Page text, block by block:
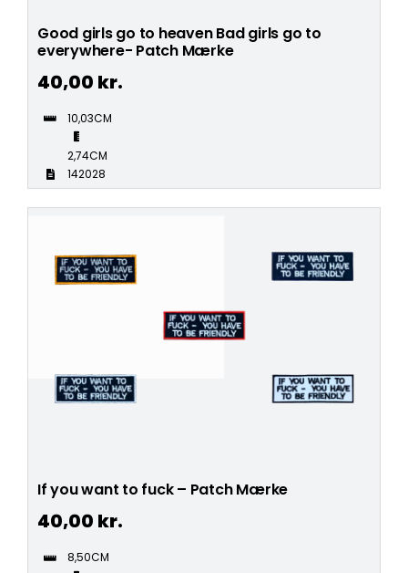
Good girls go to heaven Bad girls go to
everywhere- Patch Mærke
40,00 kr.
10,03CM
2,74CM
142028
If you want to fuck – Patch Mærke
40,00 kr.
8,50CM